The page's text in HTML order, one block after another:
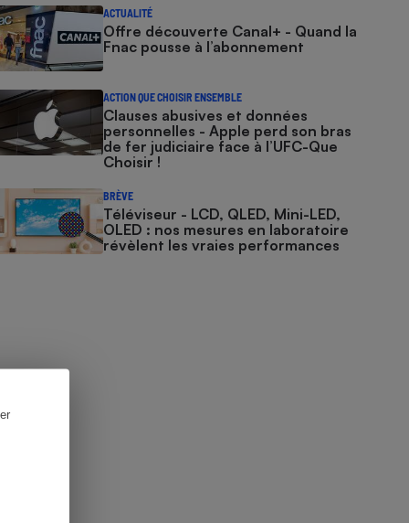
ACTUALITÉ
Offre découverte Canal+ - Quand la
Fnac pousse à l’abonnement
ACTION QUE CHOISIR ENSEMBLE
Clauses abusives et données
personnelles - Apple perd son bras
de fer judiciaire face à l’UFC-Que
Choisir !
BRÈVE
Téléviseur - LCD, QLED, Mini-LED,
OLED : nos mesures en laboratoire
révèlent les vraies performances